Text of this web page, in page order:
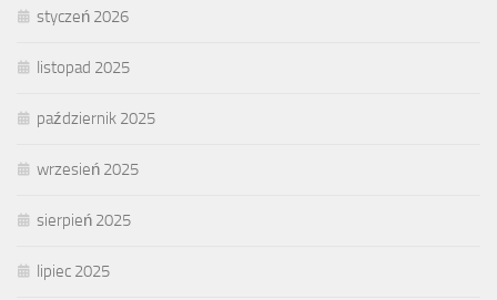
styczeń 2026
listopad 2025
październik 2025
wrzesień 2025
sierpień 2025
lipiec 2025